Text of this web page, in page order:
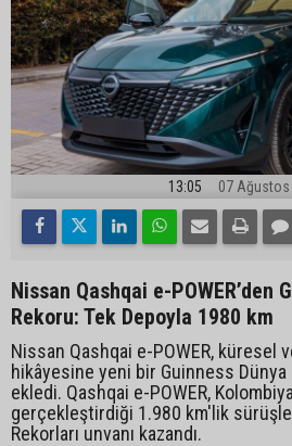
13:05 07 Ağustos
Nissan Qashqai e-POWER’den
Rekoru: Tek Depoyla 1980 km
Nissan Qashqai e-POWER, küresel
hikâyesine yeni bir Guinness Dünya
ekledi. Qashqai e-POWER,
gerçekleştirdiği 1.980 km'lik
Rekorları unvanı kazandı.